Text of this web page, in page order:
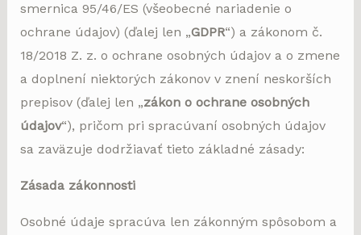
smernica 95/46/ES (všeobecné nariadenie o
ochrane údajov) (ďalej len „GDPR“) a zákonom č.
18/2018 Z. z. o ochrane osobných údajov a o zmene
a doplnení niektorých zákonov v znení neskorších
prepisov (ďalej len „zákon o ochrane osobných
údajov“), pričom pri spracúvaní osobných údajov
sa zaväzuje dodržiavať tieto základné zásady:
Zásada zákonnosti
Osobné údaje spracúva len zákonným spôsobom a